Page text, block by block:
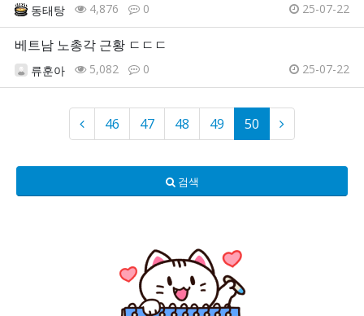
동태탕 4,876 0 25-07-22
베트남 노총각 근황 ㄷㄷㄷ
류훈아 5,082 0 25-07-22
46 47 48 49 50
검색